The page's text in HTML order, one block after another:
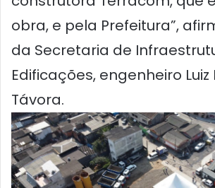
obra, e pela Prefeitura”,
da Secretaria de
Edificações, engenheiro Luiz
Távora.